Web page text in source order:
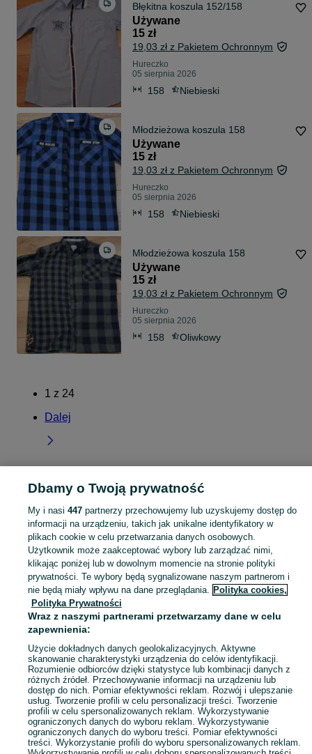
Błękitna koszula 152/158
Używane
15 zł
19,03 zł z Pakietem Ochronnym
Hureczko
05 sierpnia 2026
158 Niebieski
Młodzieżowa koszula 158
Używane
15 zł
19,03 zł z Pakietem Ochronnym
Hureczko
05 sierpnia 2026
158 Niebieski
Młodzieżowa koszula 158
Używane
15 zł
19,03 zł z Pakietem Ochronnym
Hureczko
05 sierpnia 2026
158 Oliwkowy
1 z 24
Dalej
Strona główna Podkarpackie Hureczko
KATEGORIA
Skorzystaj z największego serwisu ogłoszeniowego - Hureczko i okolice! Kupuj to, czego pragniesz i sprzedawaj to, czego już nie potrzebujesz! Zobacz
Mapa kategorii
Mapa miejscowości
Mapa ministron
Popularne wyszukiwania
Dbamy o Twoją prywatność
My i nasi 447partnerzy przechowujemy lub uzyskujemy dostęp do
informacji na urządzeniu, takich jak unikalne identyfikatory w
plikach cookie w celu przetwarzania danych osobowych.
Użytkownik może zaakceptować wybory lub zarządzać nimi,
klikając poniżej lub w dowolnym momencie na stronie polityki
prywatności. Te wybory będą sygnalizowane naszym partnerom i
nie będą miały wpływu na dane przeglądania. Polityka cookies,
Polityka Prywatności
Wraz z naszymi partnerami przetwarzamy dane w celu
zapewnienia:
Użycie dokładnych danych geolokalizacyjnych. Aktywne
skanowanie charakterystyki urządzenia do celów identyfikacji.
Rozumienie odbiorców dzięki statystyce lub kombinacji danych z
różnych źródeł. Przechowywanie informacji na urządzeniu lub
dostęp do nich. Pomiar efektywności reklam. Rozwój i ulepszanie
usług. Tworzenie profili w celu personalizacji treści. Tworzenie
profili w celu spersonalizowanych reklam. Wykorzystywanie
ograniczonych danych do wyboru reklam. Wykorzystywanie
ograniczonych danych do wyboru treści. Pomiar efektywności
treści. Wykorzystanie profili do wyboru spersonalizowanych reklam.